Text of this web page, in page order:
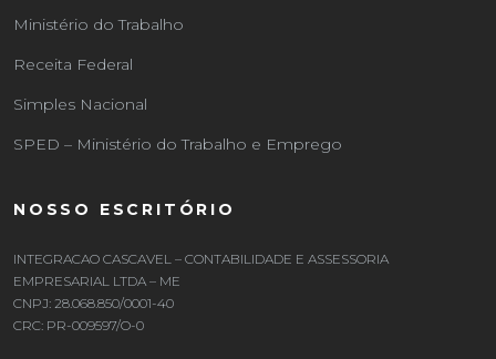
Ministério do Trabalho
Receita Federal
Simples Nacional
SPED – Ministério do Trabalho e Emprego
NOSSO ESCRITÓRIO
INTEGRACAO CASCAVEL – CONTABILIDADE E ASSESSORIA
EMPRESARIAL LTDA – ME
CNPJ: 28.068.850/0001-40
CRC: PR-009597/O-0